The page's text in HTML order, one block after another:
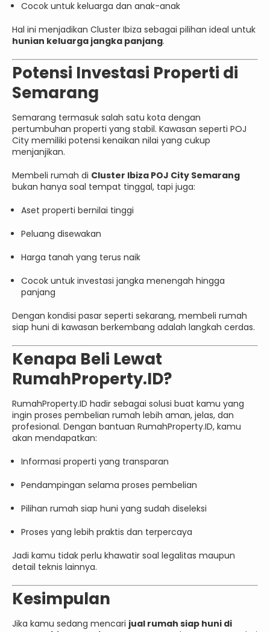
Cocok untuk keluarga dan anak-anak
Hal ini menjadikan Cluster Ibiza sebagai pilihan ideal untuk
hunian keluarga jangka panjang.
Potensi Investasi Properti di
Semarang
Semarang termasuk salah satu kota dengan
pertumbuhan properti yang stabil. Kawasan seperti POJ
City memiliki potensi kenaikan nilai yang cukup
menjanjikan.
Membeli rumah di Cluster Ibiza POJ City Semarang
bukan hanya soal tempat tinggal, tapi juga:
Aset properti bernilai tinggi
Peluang disewakan
Harga tanah yang terus naik
Cocok untuk investasi jangka menengah hingga
panjang
Dengan kondisi pasar seperti sekarang, membeli rumah
siap huni di kawasan berkembang adalah langkah cerdas.
Kenapa Beli Lewat
RumahProperty.ID?
RumahProperty.ID hadir sebagai solusi buat kamu yang
ingin proses pembelian rumah lebih aman, jelas, dan
profesional. Dengan bantuan RumahProperty.ID, kamu
akan mendapatkan:
Informasi properti yang transparan
Pendampingan selama proses pembelian
Pilihan rumah siap huni yang sudah diseleksi
Proses yang lebih praktis dan terpercaya
Jadi kamu tidak perlu khawatir soal legalitas maupun
detail teknis lainnya.
Kesimpulan
Jika kamu sedang mencari jual rumah siap huni di